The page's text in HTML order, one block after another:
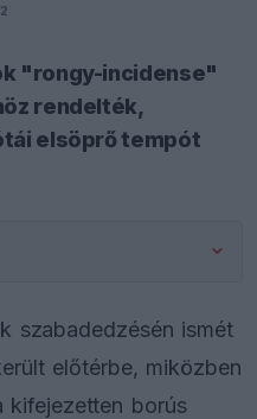
"rongy-incidense"
rendelték,
elsöprő tempót
szabadedzésén ismét
előtérbe, miközben
kifejezetten borús